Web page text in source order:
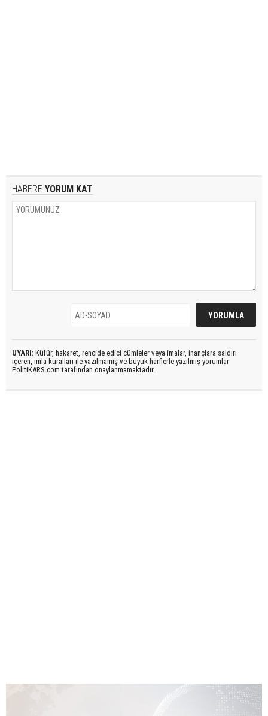
HABERE YORUM KAT
UYARI: Küfür, hakaret, rencide edici cümleler veya imalar, inançlara saldırı
içeren, imla kuralları ile yazılmamış ve büyük harflerle yazılmış yorumlar
PolitiKARS.com tarafından onaylanmamaktadır.